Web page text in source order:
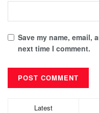
Save my name, email,
next time I comment.
Latest